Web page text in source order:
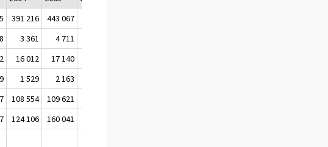
391 216 443 067
3 361 4 711
16 012 17 140
1 529 2 163
108 554 109 621
124 106 160 041